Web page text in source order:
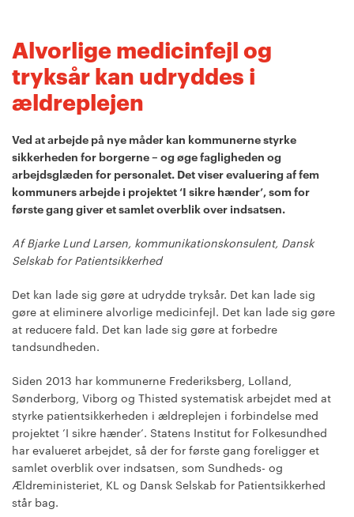
Alvorlige medicinfejl og
tryksår kan udryddes i
ældreplejen
Ved at arbejde på nye måder kan kommunerne styrke
sikkerheden for borgerne – og øge fagligheden og
arbejdsglæden for personalet. Det viser evaluering af fem
kommuners arbejde i projektet ‘I sikre hænder’, som for
første gang giver et samlet overblik over indsatsen.
Af Bjarke Lund Larsen, kommunikationskonsulent, Dansk
Selskab for Patientsikkerhed
Det kan lade sig gøre at udrydde tryksår. Det kan lade sig
gøre at eliminere alvorlige medicinfejl. Det kan lade sig gøre
at reducere fald. Det kan lade sig gøre at forbedre
tandsundheden.
Siden 2013 har kommunerne Frederiksberg, Lolland,
Sønderborg, Viborg og Thisted systematisk arbejdet med at
styrke patientsikkerheden i ældreplejen i forbindelse med
projektet ’I sikre hænder’. Statens Institut for Folkesundhed
har evalueret arbejdet, så der for første gang foreligger et
samlet overblik over indsatsen, som Sundheds- og
Ældreministeriet, KL og Dansk Selskab for Patientsikkerhed
står bag.